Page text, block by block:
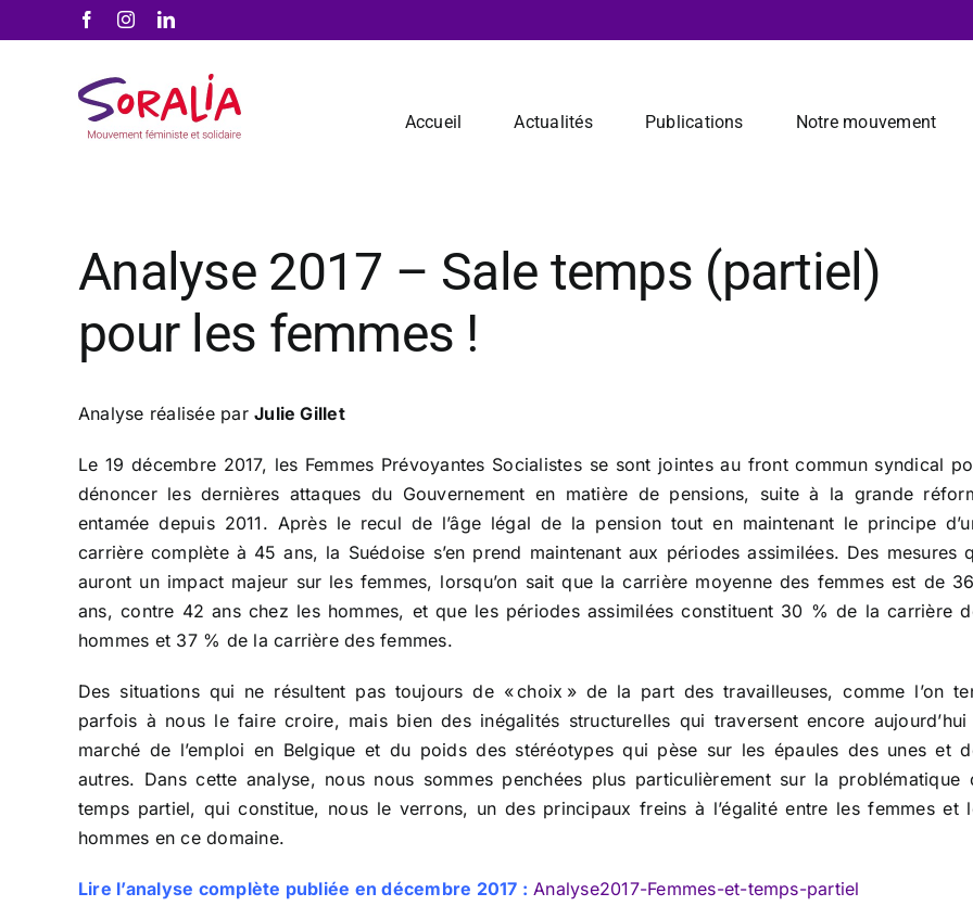
au
FacebookInstagramLinkedIn
Accueil Actualités Publications Notre mouvement
Analyse 2017 – Sale temps (partiel)
pour les femmes !
Analyse réalisée parJulie Gillet
Le 19 décembre 2017, les Femmes Prévoyantes Socialistes se sont jointes au front commun syndical
dénoncer les dernières attaques du Gouvernement en matière de pensions, suite à la grande
entamée depuis 2011. Après le recul de l’âge légal de la pension tout en maintenant le principe
carrière complète à 45 ans, la Suédoise s’en prend maintenant aux périodes assimilées. Des mesures
auront un impact majeur sur les femmes, lorsqu’on sait que la carrière moyenne des femmes est de
ans, contre 42 ans chez les hommes, et que les périodes assimilées constituent 30 % de la carrière
hommes et 37 % de la carrière des femmes.
Des situations qui ne résultent pas toujours de « choix » de la part des travailleuses, comme l’on
parfois à nous le faire croire, mais bien des inégalités structurelles qui traversent encore aujourd’hui
marché de l’emploi en Belgique et du poids des stéréotypes qui pèse sur les épaules des unes et
autres. Dans cette analyse, nous nous sommes penchées plus particulièrement sur la problématique
temps partiel, qui constitue, nous le verrons, un des principaux freins à l’égalité entre les femmes et
hommes en ce domaine.
Lire l’analyse complète publiée en décembre 2017 : Analyse2017-Femmes-et-temps-partiel